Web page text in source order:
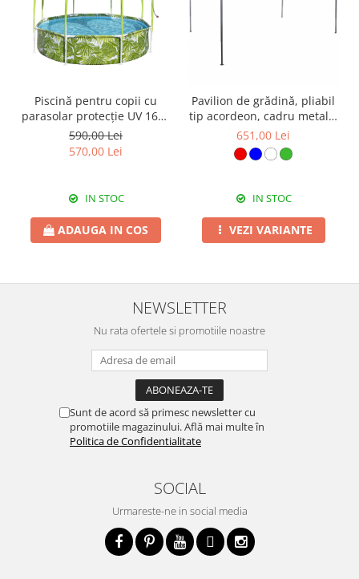
Piscină pentru copii cu
parasolar protecție UV 1688
litri Bestway 244x51 cm
590,00 Lei
570,00 Lei
IN STOC
ADAUGA IN COS
Pavilion de grădină, pliabil
tip acordeon, cadru metalic
3 x 4.5 m, albastru, PV14
651,00 Lei
IN STOC
VEZI VARIANTE
NEWSLETTER
Nu rata ofertele si promotiile noastre
Sunt de acord să primesc newsletter cu
promotiile magazinului. Află mai multe în
Politica de Confidentialitate
SOCIAL
Urmareste-ne in social media